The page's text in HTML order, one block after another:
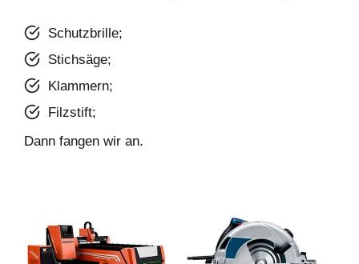
Schutzbrille;
Stichsäge;
Klammern;
Filzstift;
Dann fangen wir an.